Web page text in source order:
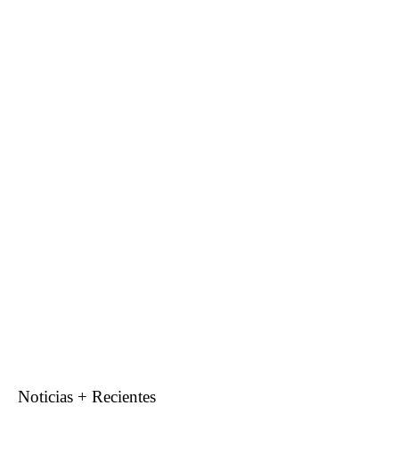
Noticias + Recientes